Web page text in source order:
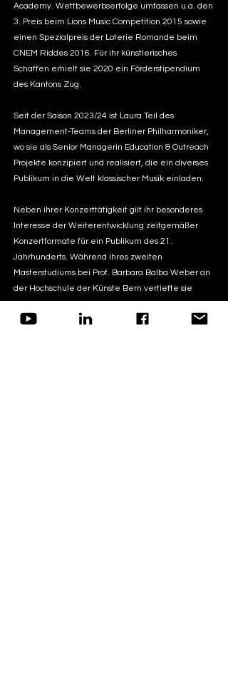
Academy. Wettbewerbserfolge umfassen u.a. den
3. Preis beim Lions Music Competition 2015 sowie
einen Spezialpreis der Loterie Romande beim
CNEM Riddes 2016. Für ihr künstlerisches
Schaffen erhielt sie 2020 ein Förderstipendium
des Kantons Zug.
Seit der Saison 2023/24 ist Laura Teil des
Management-Teams der Berliner Philharmoniker,
wo sie als Senior Managerin Education & Outreach
Projekte konzipiert und realisiert, die ein diverses
Publikum in die Welt klassischer Musik einladen.
Neben ihrer Konzerttätigkeit gilt ihr besonderes
Interesse der Weiterentwicklung zeitgemäßer
Konzertformate für ein Publikum des 21.
Jahrhunderts. Während ihres zweiten
Masterstudiums bei Prof. Barbara Balba Weber an
der Hochschule der Künste Bern vertiefte sie
ihren Fokus auf künstlerische Forschung und
Musikvermittlung. In diesem Rahmen entstanden